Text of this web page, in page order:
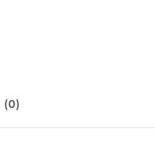
(0)